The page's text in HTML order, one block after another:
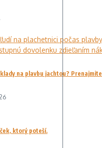
na plavbu jachtou?
ktorý poteší.